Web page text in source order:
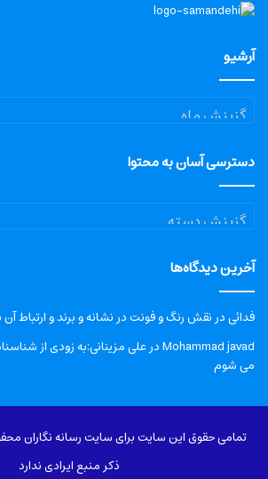
آرشیو
آرشیو
دسترسی آسان به محتوا
دسترسی
آسان
محتوا
آخرین دیدگاه‌ها
فدائیدرنقش رنگ و فونت در نشانه و برند و ارتباط
Mohammad javadدرعلی مزینانی:به زودی از
می شوم
تمامی حقوق این سایت برای سایت رسانه نگاران
ذکر منبع ایرادی ندارد